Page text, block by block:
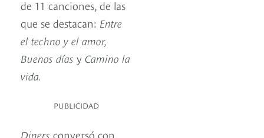
de 11 canciones, de las
que se destacan: Entre
el techno y el amor,
Buenos días y Camino la
vida.
PUBLICIDAD
Diners conversó con